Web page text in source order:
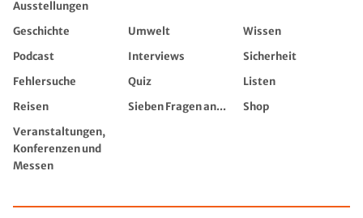
Ausstellungen
Geschichte Umwelt
Wissen
Podcast
Interviews
Sicherheit
Fehlersuche
Quiz
Listen
Reisen
Sieben Fragen an...
Shop
Veranstaltungen,
Konferenzen und
Messen